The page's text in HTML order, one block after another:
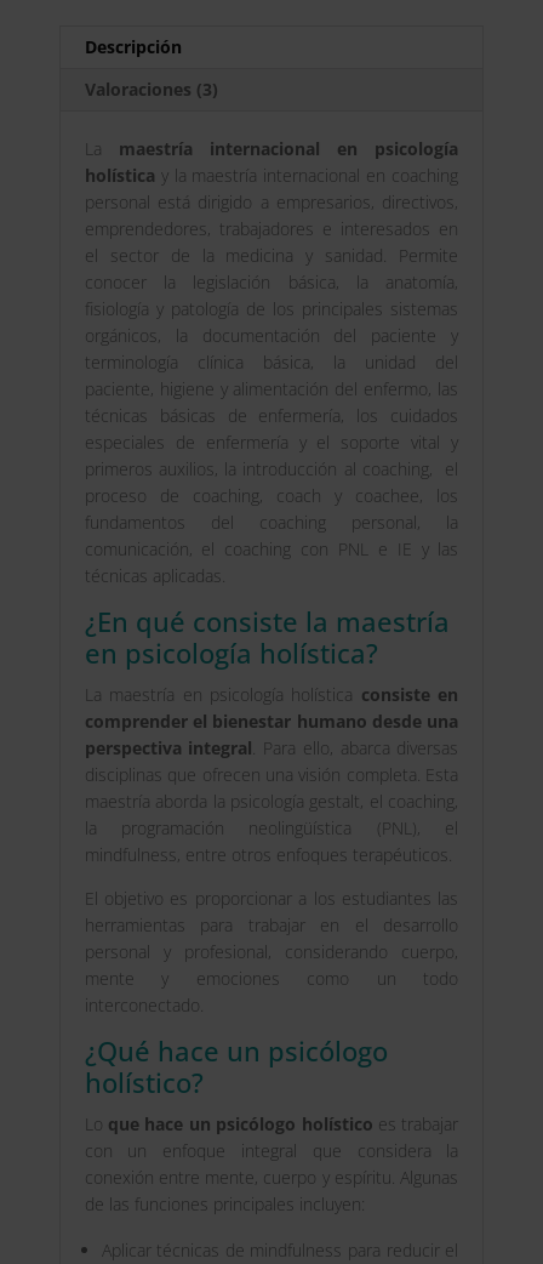
Coaching
Descripción
Valoraciones (3)
La maestría internacional en psicología
holística y la maestría internacional en coaching
personal está dirigido a empresarios, directivos,
emprendedores, trabajadores e interesados en
el sector de la medicina y sanidad. Permite
conocer la legislación básica, la anatomía,
fisiología y patología de los principales sistemas
orgánicos, la documentación del paciente y
terminología clínica básica, la unidad del
paciente, higiene y alimentación del enfermo, las
técnicas básicas de enfermería, los cuidados
especiales de enfermería y el soporte vital y
primeros auxilios, la introducción al coaching, el
proceso de coaching, coach y coachee, los
fundamentos del coaching personal, la
comunicación, el coaching con PNL e IE y las
técnicas aplicadas.
¿En qué consiste la maestría
en psicología holística?
La maestría en psicología holística consiste en
comprender el bienestar humano desde una
perspectiva integral. Para ello, abarca diversas
disciplinas que ofrecen una visión completa. Esta
maestría aborda la psicología gestalt, el coaching,
la programación neolingüística (PNL), el
mindfulness, entre otros enfoques terapéuticos.
El objetivo es proporcionar a los estudiantes las
herramientas para trabajar en el desarrollo
personal y profesional, considerando cuerpo,
mente y emociones como un todo
interconectado.
¿Qué hace un psicólogo
holístico?
Lo que hace un psicólogo holístico es trabajar
con un enfoque integral que considera la
conexión entre mente, cuerpo y espíritu. Algunas
de las funciones principales incluyen:
Aplicar técnicas de mindfulness para reducir el